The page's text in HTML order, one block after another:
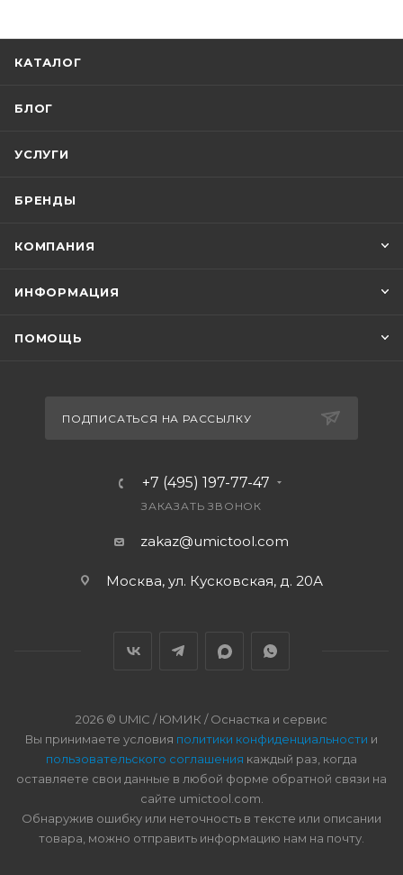
КАТАЛОГ
БЛОГ
УСЛУГИ
БРЕНДЫ
КОМПАНИЯ
ИНФОРМАЦИЯ
ПОМОЩЬ
ПОДПИСАТЬСЯ НА РАССЫЛКУ
+7 (495) 197-77-47
ЗАКАЗАТЬ ЗВОНОК
zakaz@umictool.com
Москва, ул. Кусковская, д. 20А
2026 © UMIC / ЮМИК / Оснастка и сервис
Вы принимаете условия политики конфиденциальности и
пользовательского соглашения каждый раз, когда
оставляете свои данные в любой форме обратной связи на
сайте umictool.com.
Обнаружив ошибку или неточность в тексте или описании
товара, можно отправить информацию нам на почту.